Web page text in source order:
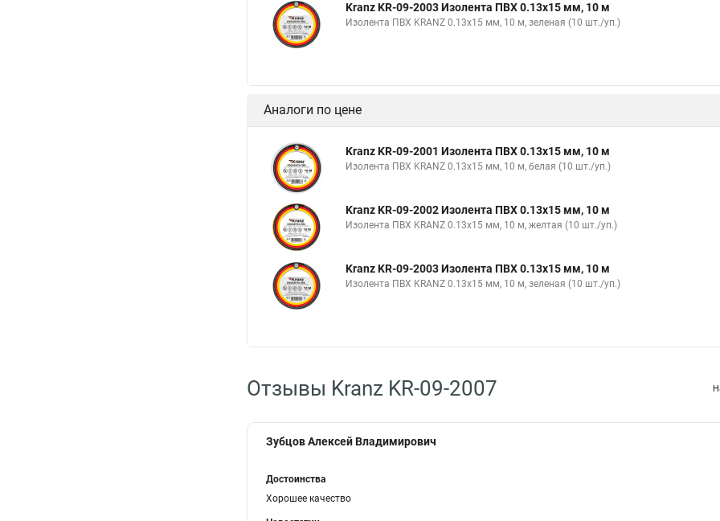
Kranz KR-09-2003 Изолента ПВХ 0.13х15 мм, 10 м
Изолента ПВХ KRANZ 0.13х15 мм, 10 м, зеленая (10 шт./уп.)
Аналоги по цене
Kranz KR-09-2001 Изолента ПВХ 0.13х15 мм, 10 м
Изолента ПВХ KRANZ 0.13х15 мм, 10 м, белая (10 шт./уп.)
Kranz KR-09-2002 Изолента ПВХ 0.13х15 мм, 10 м
Изолента ПВХ KRANZ 0.13х15 мм, 10 м, желтая (10 шт./уп.)
Kranz KR-09-2003 Изолента ПВХ 0.13х15 мм, 10 м
Изолента ПВХ KRANZ 0.13х15 мм, 10 м, зеленая (10 шт./уп.)
Отзывы Kranz KR-09-2007
Зубцов Алексей Владимирович
Достоинства
Хорошее качество